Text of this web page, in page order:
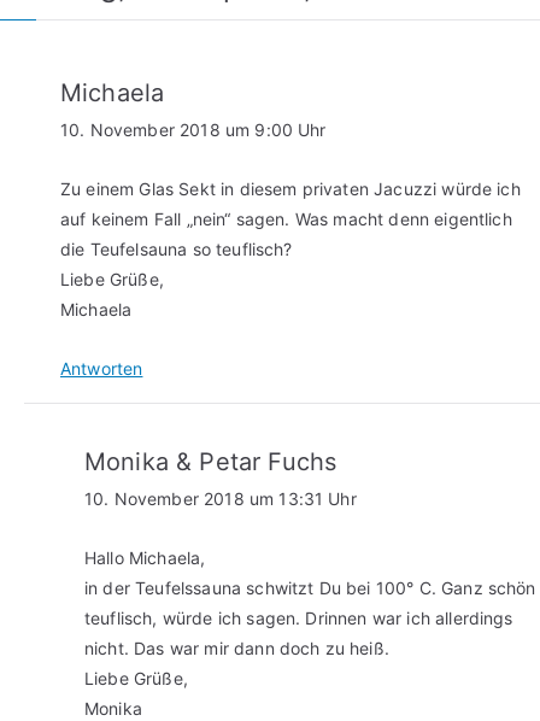
Michaela
10. November 2018 um 9:00 Uhr
Zu einem Glas Sekt in diesem privaten Jacuzzi würde ich
auf keinem Fall „nein“ sagen. Was macht denn eigentlich
die Teufelsauna so teuflisch?
Liebe Grüße,
Michaela
Antworten
Monika & Petar Fuchs
10. November 2018 um 13:31 Uhr
Hallo Michaela,
in der Teufelssauna schwitzt Du bei 100° C. Ganz schön
teuflisch, würde ich sagen. Drinnen war ich allerdings
nicht. Das war mir dann doch zu heiß.
Liebe Grüße,
Monika